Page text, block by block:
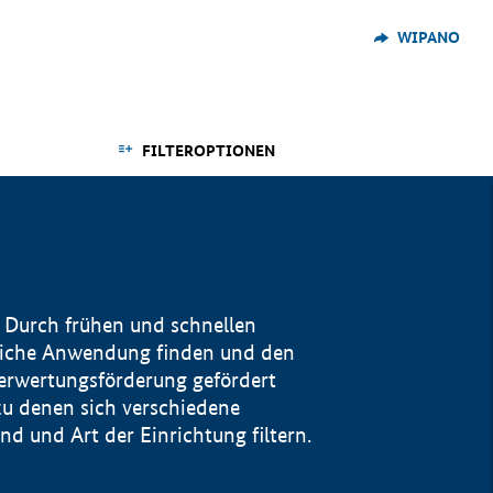
WIPANO
FILTEROPTIONEN
frühen und schnellen
Anwendung finden und den
gefördert
denen sich verschiedene
und Art der Einrichtung filtern.